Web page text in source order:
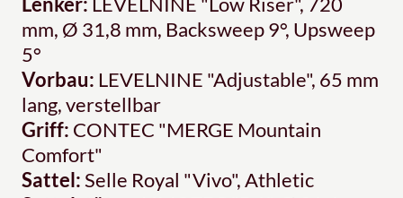
mm, Ø 31,8 mm, Backsweep 9°, Upsweep
5°
Vorbau: LEVELNINE "Adjustable", 65 mm
lang, verstellbar
Griff: CONTEC "MERGE Mountain
Comfort"
Sattel:Selle Royal "Vivo", Athletic